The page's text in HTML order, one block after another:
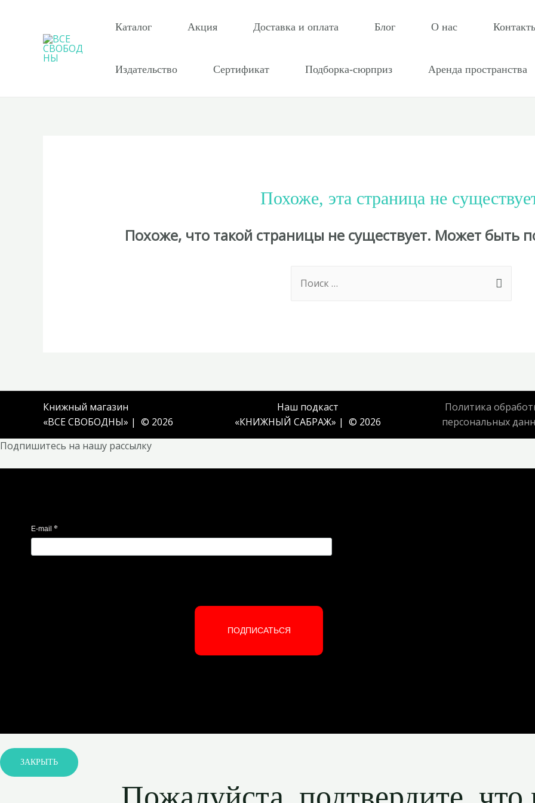
содержимому
Каталог Акция Доставка и оплата Блог О нас
Издательство Сертификат Подборка-сюрприз Аренда пространства
Похоже, эта страница не
Похоже, что такой страницы не существует. Может быть
for:
Книжный магазин
«ВСЕ СВОБОДНЫ» | © 2026
Наш подкаст
«КНИЖНЫЙ САБРАЖ» | © 2026
Политика
персональных
Подпишитесь на нашу рассылку
E-mail *
ПОДПИСАТЬСЯ
ЗАКРЫТЬ